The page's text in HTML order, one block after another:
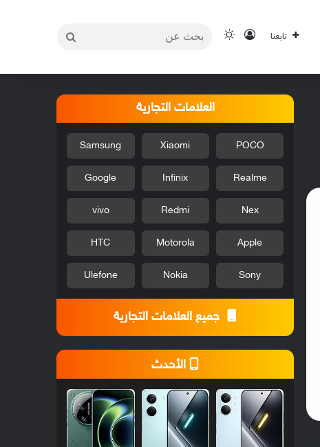
تابعنا تسجيل الدخول
الوضع المظلم
العلامات التجارية
POCO
Xiaomi
Samsung
Realme
Infinix
Google
Nex
Redmi
vivo
Apple
Motorola
HTC
Sony
Nokia
Ulefone
جميع العلامات التجارية
الأحدث